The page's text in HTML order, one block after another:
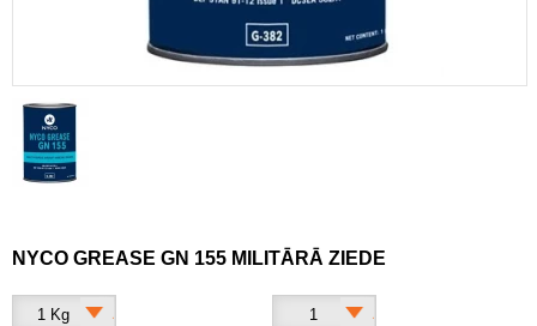
NYCO GREASE GN 155 MILITĀRĀ ZIEDE
1 Kg 1